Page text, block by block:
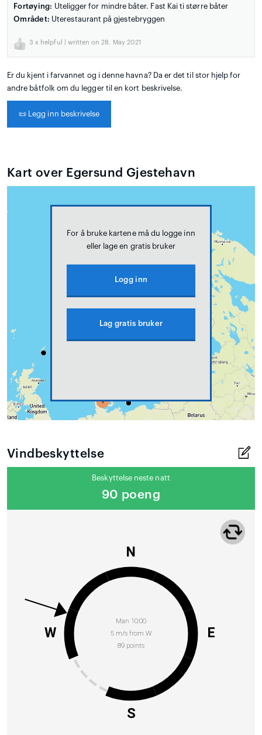
Fortøying: Uteligger for mindre båter. Fast Kai ti større båter
Området: Uterestaurant på gjestebryggen
3 x helpful | written on 28. May 2021
Er du kjent i farvannet og i denne havna? Da er det til stor hjelp for
andre båtfolk om du legger til en kort beskrivelse.
📜 Legg inn beskrivelse
Kart over Egersund Gjestehavn
For å bruke kartene må du logge inn
eller lage en gratis bruker
Logg inn
Lag gratis bruker
Vindbeskyttelse
Beskyttelse neste natt
90 poeng
Man 10:00
5 m/s from W
89 points
N
E
S
W